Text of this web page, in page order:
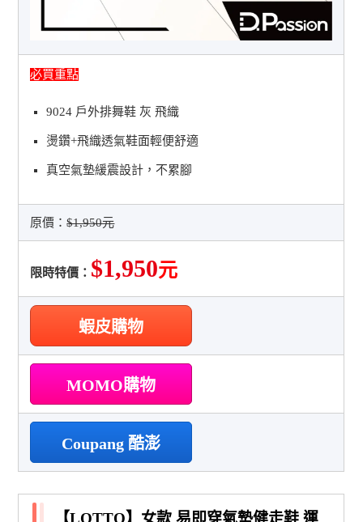
必買重點
9024 戶外排舞鞋 灰 飛織
燙鑽+飛織透氣鞋面輕便舒適
真空氣墊緩震設計，不累腳
原價：$1,950元
限時特價： $1,950元
蝦皮購物
MOMO購物
Coupang 酷澎
【LOTTO】女款 易即穿氣墊健走鞋 運